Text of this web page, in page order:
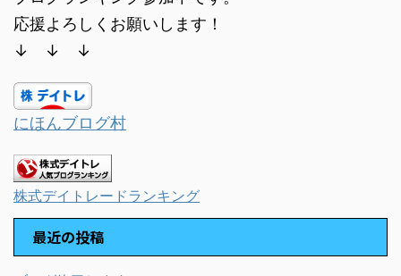
応援よろしくお願いします！
↓ ↓ ↓
にほんブログ村
株式デイトレードランキング
最近の投稿